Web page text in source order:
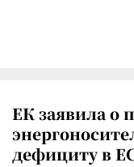
ЕК заявила о
дефициту в